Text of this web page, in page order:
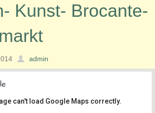
Kunst- Brocante-
admin
can't load Google Maps correctly.